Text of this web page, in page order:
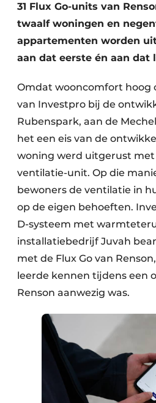
31 Flux Go-units van
twaalf woningen en
appartementen worden
aan dat eerste én aan dat
Omdat wooncomfort hoog
van Investpro bij de
Rubenspark, aan de
het een eis van de
woning werd uitgerust met
ventilatie-unit. Op die
bewoners de ventilatie in
op de eigen behoeften.
D-systeem met
installatiebedrijf Juvah
met de Flux Go van
leerde kennen tijdens een
Renson aanwezig was.